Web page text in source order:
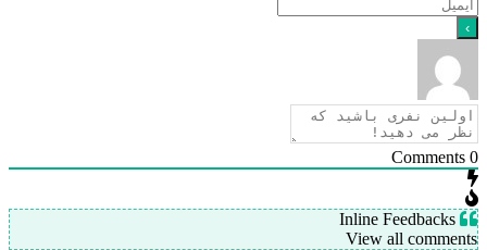
0
View all comments